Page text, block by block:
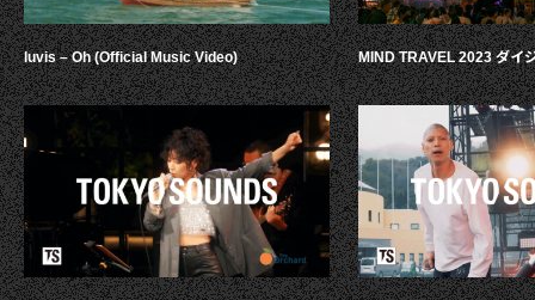
luvis – Oh (Official Music Video) MIND TRAVEL 2023 ダイ